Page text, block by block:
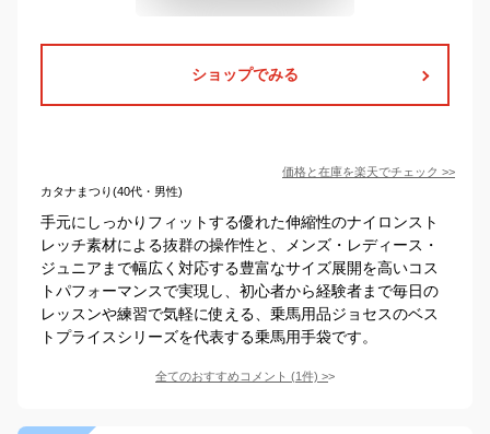
ショップでみる
価格と在庫を楽天でチェック >>
カタナまつり(40代・男性)
手元にしっかりフィットする優れた伸縮性のナイロンスト
レッチ素材による抜群の操作性と、メンズ・レディース・
ジュニアまで幅広く対応する豊富なサイズ展開を高いコス
トパフォーマンスで実現し、初心者から経験者まで毎日の
レッスンや練習で気軽に使える、乗馬用品ジョセスのベス
トプライスシリーズを代表する乗馬用手袋です。
全てのおすすめコメント (1件) >